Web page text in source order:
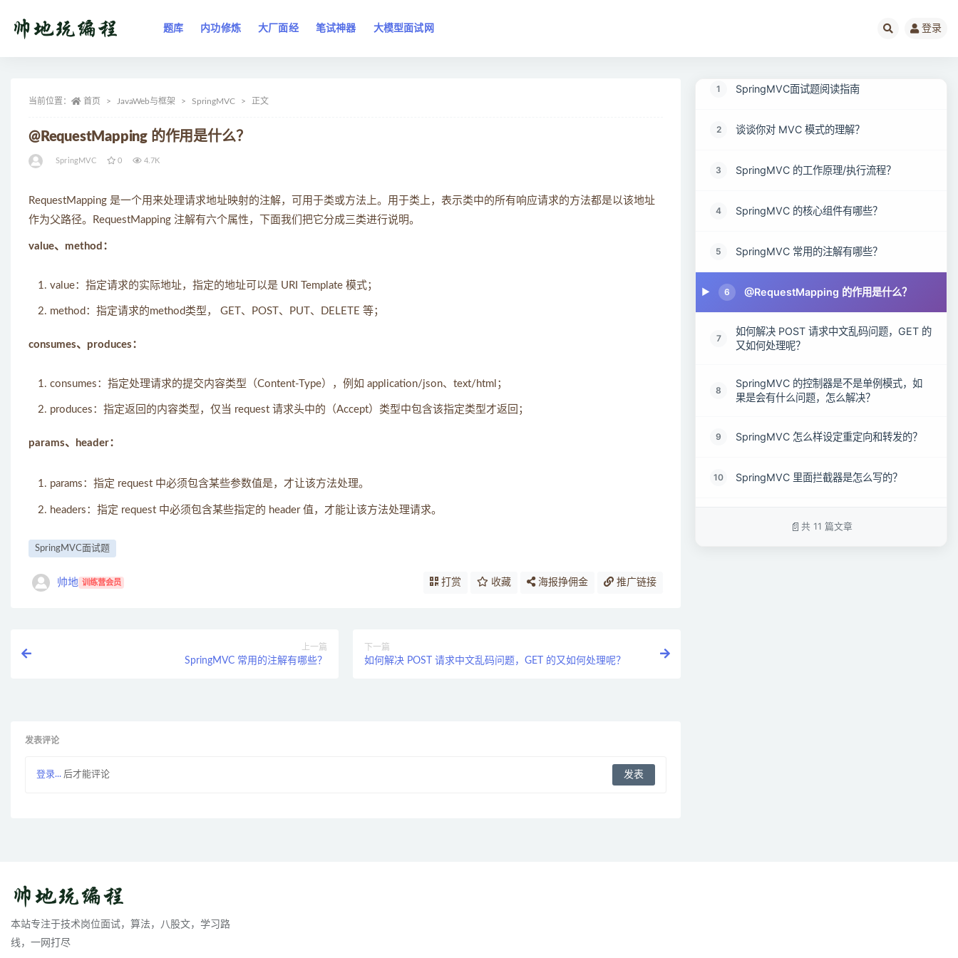
题库 内功修炼 大厂面经 笔试神器 大模型面试网 登录
当前位置： 首页 JavaWeb与框架 SpringMVC 正文
@RequestMapping 的作用是什么？
SpringMVC 0 4.7K
RequestMapping 是一个用来处理请求地址映射的注解，可用于类或方法上。用于类上，表示类中的所有响应请求的方法都是以该地址
作为父路径。RequestMapping 注解有六个属性，下面我们把它分成三类进行说明。
value、method：
value：指定请求的实际地址，指定的地址可以是 URI Template 模式；
method：指定请求的method类型， GET、POST、PUT、DELETE 等；
consumes、produces：
consumes：指定处理请求的提交内容类型（Content-Type），例如 application/json、text/html；
produces：指定返回的内容类型，仅当 request 请求头中的（Accept）类型中包含该指定类型才返回；
params、header：
params：指定 request 中必须包含某些参数值是，才让该方法处理。
headers：指定 request 中必须包含某些指定的 header 值，才能让该方法处理请求。
SpringMVC面试题
帅地 训练营会员 打赏 收藏 海报挣佣金 推广链接
上一篇
SpringMVC 常用的注解有哪些？
下一篇
如何解决 POST 请求中文乱码问题，GET 的又如何处理呢？
发表评论
登录... 后才能评论
1 SpringMVC面试题阅读指南
2 谈谈你对 MVC 模式的理解？
3 SpringMVC 的工作原理/执行流程？
4 SpringMVC 的核心组件有哪些？
5 SpringMVC 常用的注解有哪些？
6 @RequestMapping 的作用是什么？
7
如何解决 POST 请求中文乱码问题，GET 的
又如何处理呢？
8
SpringMVC 的控制器是不是单例模式，如
果是会有什么问题，怎么解决？
9 SpringMVC 怎么样设定重定向和转发的？
10 SpringMVC 里面拦截器是怎么写的？
共 11 篇文章
本站专注于技术岗位面试，算法，八股文，学习路
线，一网打尽